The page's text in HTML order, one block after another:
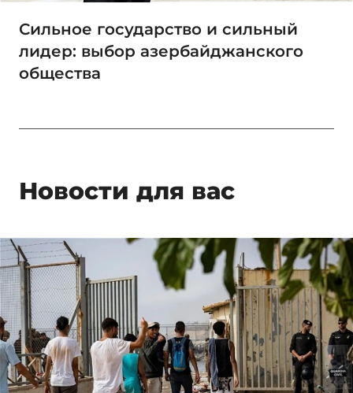
Сильное государство и сильный
лидер: выбор азербайджанского
общества
Новости для вас